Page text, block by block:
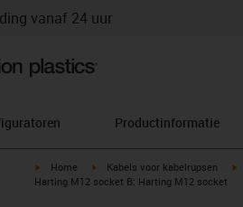
vanaf 24 uur
Productinformatie
igus-icon-arrow-right
Home igus-icon-arrow-right
Kabels voor kabelrupsen
Harting M12 socket B: Harting M12 socket